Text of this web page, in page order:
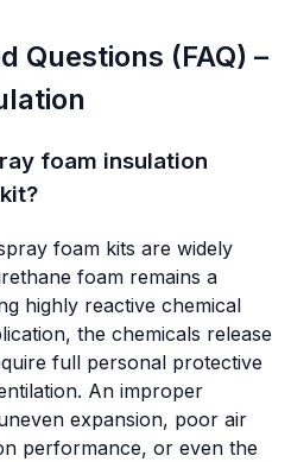
Questions (FAQ) –
foam insulation
foam kits are widely
foam remains a
highly reactive chemical
the chemicals release
full personal protective
An improper
expansion, poor air
performance, or even the